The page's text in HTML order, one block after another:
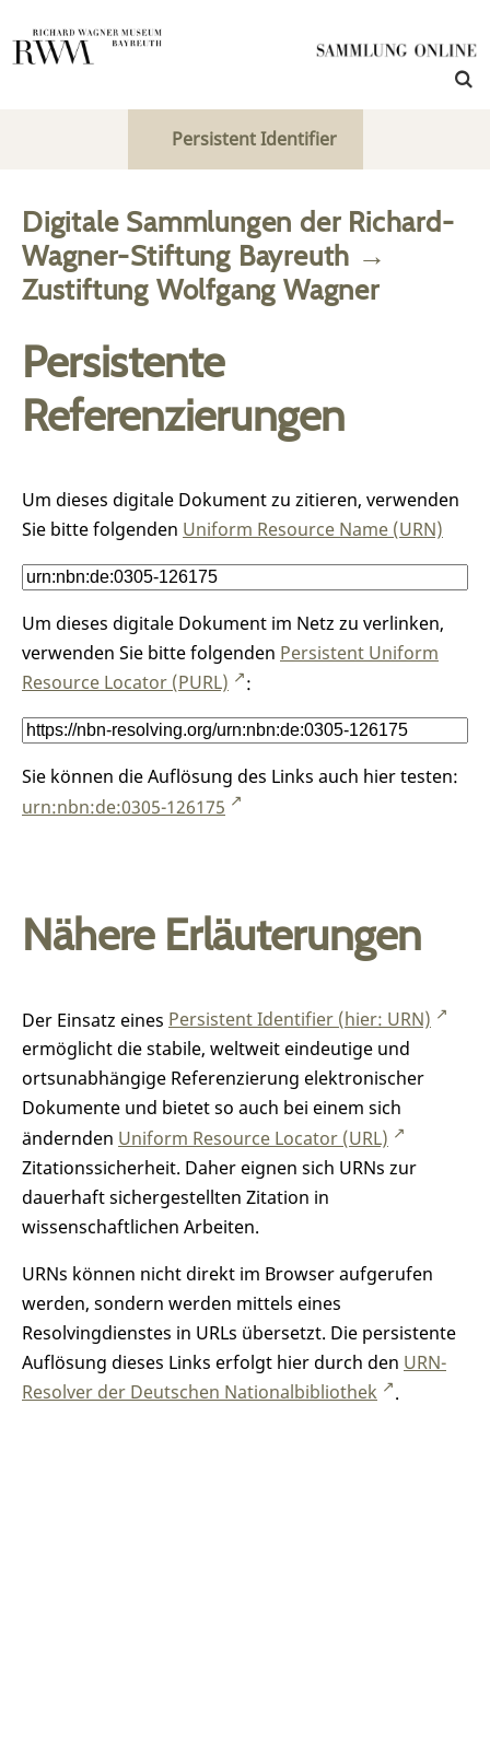
Persistent Identifier
Digitale Sammlungen der Richard-
Wagner-Stiftung Bayreuth →
Zustiftung Wolfgang Wagner
Persistente
Referenzierungen
Um dieses digitale Dokument zu zitieren, verwenden
Sie bitte folgenden Uniform Resource Name (URN)
Um dieses digitale Dokument im Netz zu verlinken,
verwenden Sie bitte folgenden Persistent Uniform
Resource Locator (PURL)
:
Sie können die Auflösung des Links auch hier testen:
urn:nbn:de:0305-126175
Nähere Erläuterungen
Der Einsatz eines Persistent Identifier (hier: URN)
ermöglicht die stabile, weltweit eindeutige und
ortsunabhängige Referenzierung elektronischer
Dokumente und bietet so auch bei einem sich
ändernden Uniform Resource Locator (URL)
Zitationssicherheit. Daher eignen sich URNs zur
dauerhaft sichergestellten Zitation in
wissenschaftlichen Arbeiten.
URNs können nicht direkt im Browser aufgerufen
werden, sondern werden mittels eines
Resolvingdienstes in URLs übersetzt. Die persistente
Auflösung dieses Links erfolgt hier durch den URN-
Resolver der Deutschen Nationalbibliothek
.